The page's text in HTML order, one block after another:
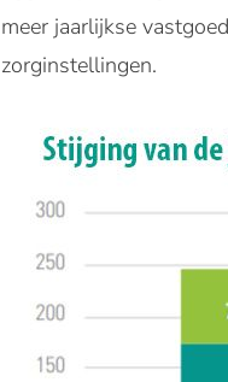
meer jaarlijkse
zorginstellingen.